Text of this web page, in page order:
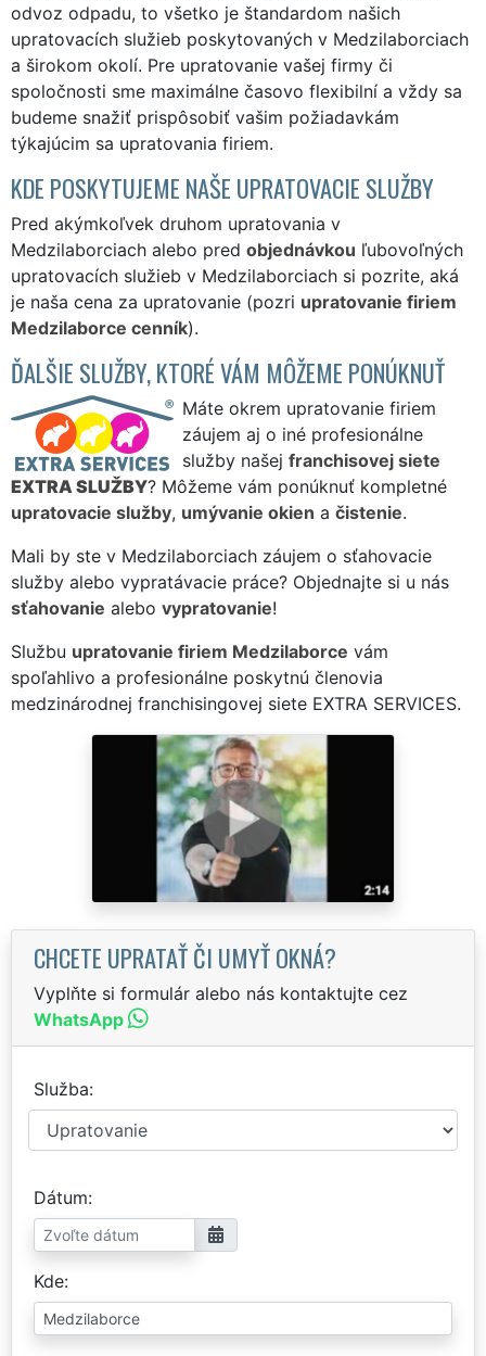
odvoz odpadu, to všetko je štandardom našich
upratovacích služieb poskytovaných v Medzilaborciach
a širokom okolí. Pre upratovanie vašej firmy či
spoločnosti sme maximálne časovo flexibilní a vždy sa
budeme snažiť prispôsobiť vašim požiadavkám
týkajúcim sa upratovania firiem.
KDE POSKYTUJEME NAŠE UPRATOVACIE SLUŽBY
Pred akýmkoľvek druhom upratovania v
Medzilaborciach alebo pred objednávkou ľubovoľných
upratovacích služieb v Medzilaborciach si pozrite, aká
je naša cena za upratovanie (pozri upratovanie firiem
Medzilaborce cenník).
ĎALŠIE SLUŽBY, KTORÉ VÁM MÔŽEME PONÚKNUŤ
Máte okrem upratovanie firiem
záujem aj o iné profesionálne
služby našej franchisovej siete
EXTRA SLUŽBY? Môžeme vám ponúknuť kompletné
upratovacie služby, umývanie okien a čistenie.
Mali by ste v Medzilaborciach záujem o sťahovacie
služby alebo vypratávacie práce? Objednajte si u nás
sťahovanie alebo vypratovanie!
Službu upratovanie firiem Medzilaborce vám
spoľahlivo a profesionálne poskytnú členovia
medzinárodnej franchisingovej siete EXTRA SERVICES.
CHCETE UPRATAŤ ČI UMYŤ OKNÁ?
Vyplňte si formulár alebo nás kontaktujte cez
WhatsApp
Služba
Dátum
Kde